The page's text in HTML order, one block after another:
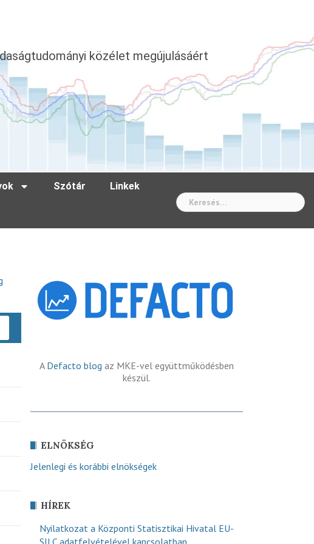
közélet megújulásáért
Szótár Linkek
A Defacto blog az MKE-vel együttműködésben
készül.
ELNÖKSÉG
Jelenlegi és korábbi elnökségek
HÍREK
Nyilatkozat a Központi Statisztikai Hivatal EU-
SILC adatfelvételével kapcsolatban